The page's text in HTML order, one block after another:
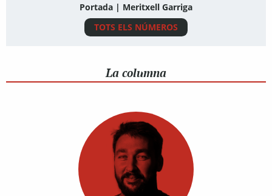
Portada | Meritxell Garriga
TOTS ELS NÚMEROS
La columna